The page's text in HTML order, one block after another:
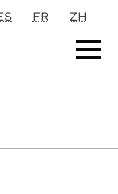
FR
ZH